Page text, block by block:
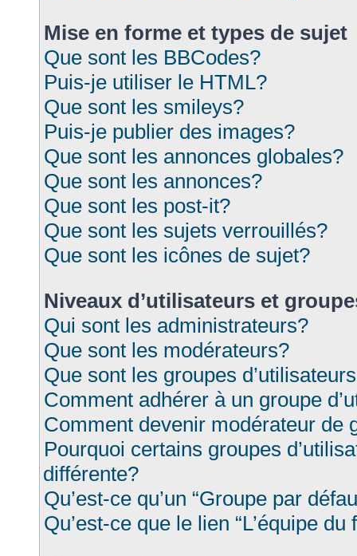
Mise en forme et types de sujet
Que sont les BBCodes?
Puis-je utiliser le HTML?
Que sont les smileys?
Puis-je publier des images?
Que sont les annonces globales?
Que sont les annonces?
Que sont les post-it?
Que sont les sujets verrouillés?
Que sont les icônes de sujet?
Niveaux d’utilisateurs et
Qui sont les administrateurs?
Que sont les modérateurs?
Que sont les groupes
Comment adhérer à un groupe
Comment devenir modérateur de
Pourquoi certains groupes
différente?
Qu’est-ce qu’un “Groupe par
Qu’est-ce que le lien “L’équipe du